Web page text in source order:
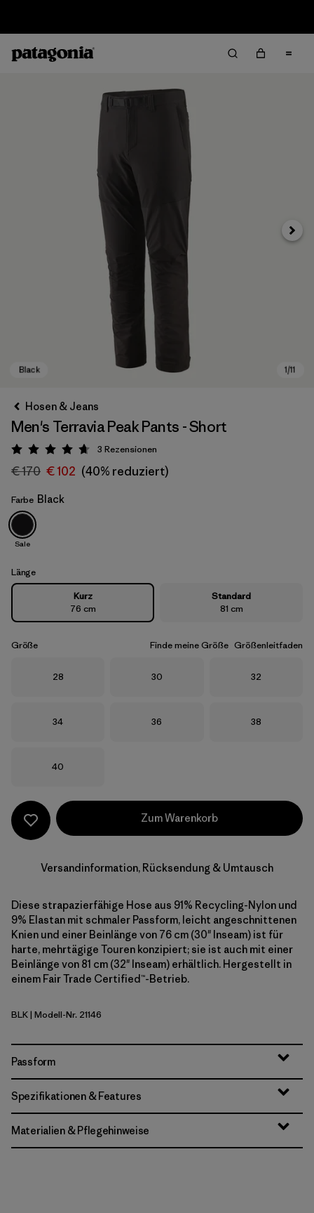
Black
Hosen & Jeans
Men's Terravia Peak Pants - Short
Bewertung: 4.7 / 5
3 Rezensionen
€ 170 € 102 (40% reduziert)
Farbe Black
Sale
Länge
Kurz
76 cm
Standard
81 cm
Größe Finde meine Größe Größenleitfaden
Größe
28 Größe
30 Größe
32
Größe
34 Größe
36 Größe
38
Größe
40
Zum Warenkorb
Versandinformation, Rücksendung & Umtausch
Diese strapazierfähige Hose aus 91% Recycling-Nylon und
9% Elastan mit schmaler Passform, leicht angeschnittenen
Knien und einer Beinlänge von 76 cm (30" Inseam) ist für
harte, mehrtägige Touren konzipiert; sie ist auch mit einer
Beinlänge von 81 cm (32" Inseam) erhältlich. Hergestellt in
einem Fair Trade Certified™-Betrieb.
Black
BLK| Modell-Nr. 21146
Passform
Spezifikationen & Features
Materialien & Pflegehinweise